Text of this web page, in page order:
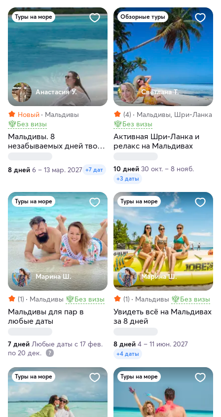
Туры на море
Анастасия У.
Новый
Мальдивы
Без визы
Мальдивы. 8
незабываемых дней твоей
8 дней 6 – 13 мар. 2027 +7 дат
Обзорные туры
Светлана Т.
(4)
Мальдивы, Шри-Ланка
Без визы
Активная Шри-Ланка и
релакс на Мальдивах
10 дней 30 окт. – 8 нояб.
+3 даты
Туры на море
Марина Ш.
(1) Мальдивы Без визы
Мальдивы для пар в
любые даты
7 дней Любые даты с 17 фев.
по 20 дек.
Туры на море
Марина Ш.
(1) Мальдивы Без визы
Увидеть всё на Мальдивах
за 8 дней
8 дней 4 – 11 июн. 2027
+4 даты
Туры на море Туры на море